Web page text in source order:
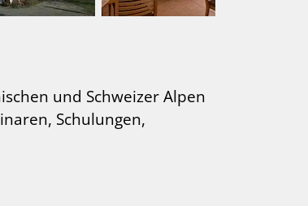
und Schweizer Alpen
Schulungen,